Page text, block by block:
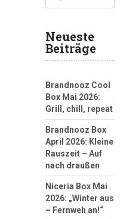
Neueste
Beiträge
Brandnooz Cool
Box Mai 2026:
Grill, chill, repeat
Brandnooz Box
April 2026: Kleine
Rauszeit – Auf
nach draußen
Niceria Box Mai
2026: „Winter aus
– Fernweh an!“